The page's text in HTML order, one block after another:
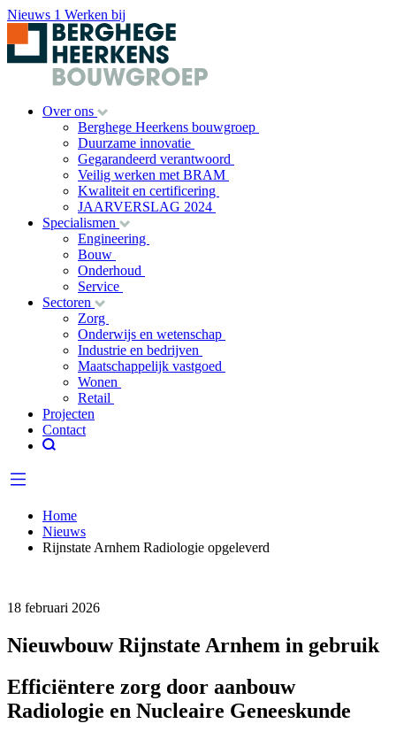
Nieuws 1 Werken bij
Over ons
Berghege Heerkens bouwgroep
Duurzame innovatie
Gegarandeerd verantwoord
Veilig werken met BRAM
Kwaliteit en certificering
JAARVERSLAG 2024
Specialismen
Engineering
Bouw
Onderhoud
Service
Sectoren
Zorg
Onderwijs en wetenschap
Industrie en bedrijven
Maatschappelijk vastgoed
Wonen
Retail
Projecten
Contact
Home
Nieuws
Rijnstate Arnhem Radiologie opgeleverd
18 februari 2026
Nieuwbouw Rijnstate Arnhem in gebruik
Efficiëntere zorg door aanbouw
Radiologie en Nucleaire Geneeskunde